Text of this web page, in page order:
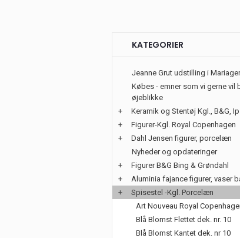
KATEGORIER
Jeanne Grut udstilling i Mariager
Købes - emner som vi gerne vil
øjeblikke
+
Keramik og Stentøj Kgl., B&G,
+
Figurer-Kgl. Royal Copenhagen
+
Dahl Jensen figurer, porcelæn
Nyheder og opdateringer
+
Figurer B&G Bing & Grøndahl
+
Aluminia fajance figurer, vaser
+
Spisestel -Kgl. Porcelæn
Art Nouveau Royal
Blå Blomst Flettet dek. nr. 10
Blå Blomst Kantet dek. nr 10